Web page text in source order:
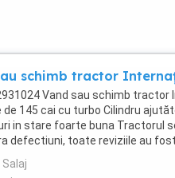
schimb tractor
Vand sau schimb tractor
de 145 cai cu turbo Cilindru
in stare foarte buna Tractorul
defectiuni, toate reviziile au
nu necesita ...